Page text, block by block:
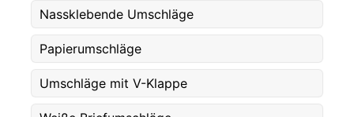
Etternavn *
E-post
Nassklebende Umschläge
Papierumschläge
Umschläge mit V-Klappe